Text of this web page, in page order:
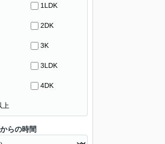
1LDK
2DK
3K
3LDK
4DK
上
らの時間